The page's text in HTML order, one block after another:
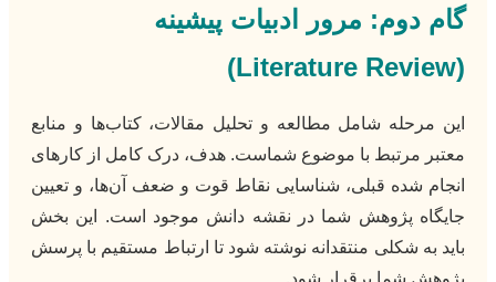
گام دوم: مرور ادبیات پیشینه
(Literature Review)
این مرحله شامل مطالعه و تحلیل مقالات، کتاب‌ها و منابع
معتبر مرتبط با موضوع شماست. هدف، درک کامل از کارهای
انجام شده قبلی، شناسایی نقاط قوت و ضعف آن‌ها، و تعیین
جایگاه پژوهش شما در نقشه دانش موجود است. این بخش
باید به شکلی منتقدانه نوشته شود تا ارتباط مستقیم با پرسش
پژوهش شما برقرار شود.